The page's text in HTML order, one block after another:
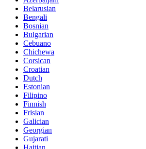
Belarusian
Bengali
Bosnian
Bulgarian
Cebuano
Chichewa
Corsican
Croatian
Dutch
Estonian
Filipino
Finnish
Frisian
Galician
Georgian
Gujarati
Haitian